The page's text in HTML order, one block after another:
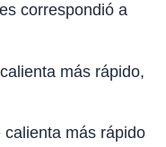
correspondió a
más rápido,
calienta más rápido